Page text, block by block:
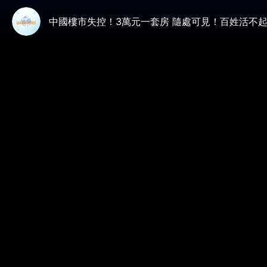
中國樓市失控！3萬元一套房 隨處可見！百姓活